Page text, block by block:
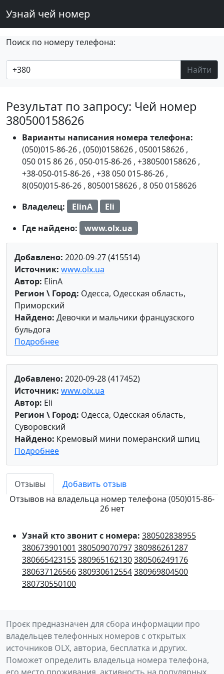
Узнай чей номер
Поиск по номеру телефона:
Найти
Результат по запросу: Чей номер
380500158626
Варианты написания номера телефона:
(050)015-86-26 , (050)0158626 , 0500158626 ,
050 015 86 26 , 050-015-86-26 , +380500158626 ,
+38-050-015-86-26 , +38 050 015-86-26 ,
8(050)015-86-26 , 80500158626 , 8 050 0158626
Владелец:
ElinA
Eli
Где найдено:
www.olx.ua
Добавлено: 2020-09-27 (415514)
Источник: www.olx.ua
Автор: ElinA
Регион \ Город: Одесса, Одесская область,
Приморский
Найдено: Девочки и мальчики французского
бульдога
Подробнее
Добавлено: 2020-09-28 (417452)
Источник: www.olx.ua
Автор: Eli
Регион \ Город: Одесса, Одесская область,
Суворовский
Найдено: Кремовый мини померанский шпиц
Подробнее
Отзывы
Добавить отзыв
Отзывов на владельца номер телефона (050)015-86-
26 нет
Узнай кто звонит с номера: 380502838955
380673901001 380509070797380986261287
380665423155380965162130380506249176
380637126566380930612554380969804500
380730550100
Проєк предназначен для сбора информации про
владельцев телефонных номеров с открытых
источников OLX, авториа, бесплатка и других.
Поможет определить владельца номера телефона,